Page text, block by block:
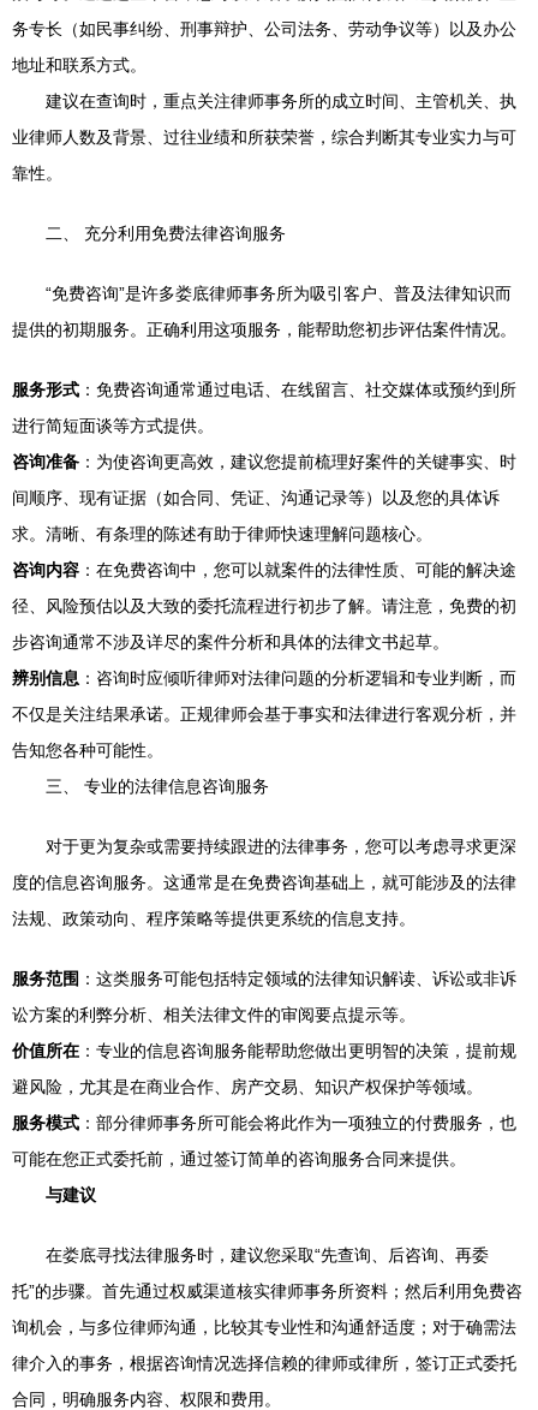
务专长（如民事纠纷、刑事辩护、公司法务、劳动争议等）以及办公
地址和联系方式。
建议在查询时，重点关注律师事务所的成立时间、主管机关、执
业律师人数及背景、过往业绩和所获荣誉，综合判断其专业实力与可
靠性。
二、 充分利用免费法律咨询服务
“免费咨询”是许多娄底律师事务所为吸引客户、普及法律知识而
提供的初期服务。正确利用这项服务，能帮助您初步评估案件情况。
服务形式 ：免费咨询通常通过电话、在线留言、社交媒体或预约到所
进行简短面谈等方式提供。
咨询准备 ：为使咨询更高效，建议您提前梳理好案件的关键事实、时
间顺序、现有证据（如合同、凭证、沟通记录等）以及您的具体诉
求。清晰、有条理的陈述有助于律师快速理解问题核心。
咨询内容 ：在免费咨询中，您可以就案件的法律性质、可能的解决途
径、风险预估以及大致的委托流程进行初步了解。请注意，免费的初
步咨询通常不涉及详尽的案件分析和具体的法律文书起草。
辨别信息 ：咨询时应倾听律师对法律问题的分析逻辑和专业判断，而
不仅是关注结果承诺。正规律师会基于事实和法律进行客观分析，并
告知您各种可能性。
三、 专业的法律信息咨询服务
对于更为复杂或需要持续跟进的法律事务，您可以考虑寻求更深
度的信息咨询服务。这通常是在免费咨询基础上，就可能涉及的法律
法规、政策动向、程序策略等提供更系统的信息支持。
服务范围 ：这类服务可能包括特定领域的法律知识解读、诉讼或非诉
讼方案的利弊分析、相关法律文件的审阅要点提示等。
价值所在 ：专业的信息咨询服务能帮助您做出更明智的决策，提前规
避风险，尤其是在商业合作、房产交易、知识产权保护等领域。
服务模式 ：部分律师事务所可能会将此作为一项独立的付费服务，也
可能在您正式委托前，通过签订简单的咨询服务合同来提供。
与建议
在娄底寻找法律服务时，建议您采取“先查询、后咨询、再委
托”的步骤。首先通过权威渠道核实律师事务所资料；然后利用免费咨
询机会，与多位律师沟通，比较其专业性和沟通舒适度；对于确需法
律介入的事务，根据咨询情况选择信赖的律师或律所，签订正式委托
合同，明确服务内容、权限和费用。